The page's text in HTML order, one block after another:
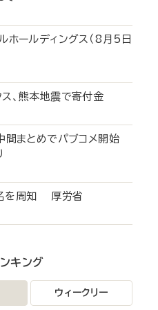
ルホールディングス（8月5日
ス、熊本地震で寄付金
間まとめでパブコメ開始
を周知 厚労省
キング
ウィークリー